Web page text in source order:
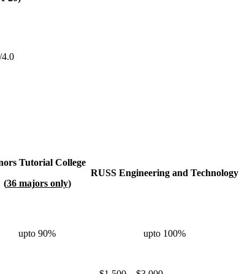
4.0
Tutorial College
(36 majors only)
RUSS Engineering and Technology
upto 90% upto 100%